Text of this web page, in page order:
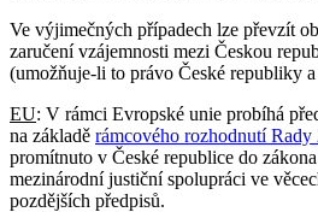
Ve výjimečných případech lze převzít
zaručení vzájemnosti mezi Českou
(umožňuje-li to právo České republiky
EU: V rámci Evropské unie probíhá
na základě rámcového rozhodnutí
promítnuto v České republice do
mezinárodní justiční spolupráci ve
pozdějších předpisů.